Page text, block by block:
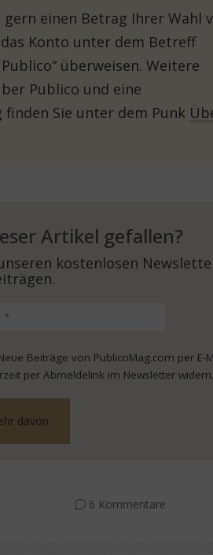
gern einen Betrag Ihrer Wahl
Konto unter dem Betreff
überweisen. Weitere
Publico und eine
finden Sie unter dem Punk
Artikel gefallen?
kostenlosen
Beiträge von PublicoMag.com per
per Abmeldelink im Newsletter
6 Kommentare